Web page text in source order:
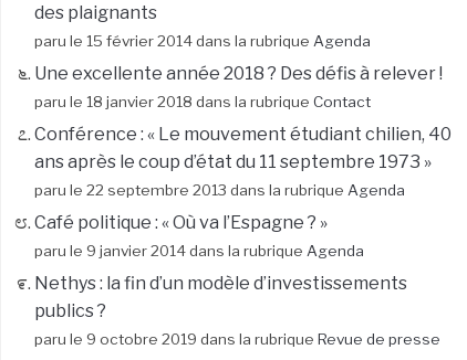
des plaignants
paru le 15 février 2014 dans la rubrique Agenda
Une excellente année 2018 ? Des défis à relever !
paru le 18 janvier 2018 dans la rubrique Contact
Conférence : « Le mouvement étudiant chilien, 40
ans après le coup d’état du 11 septembre 1973 »
paru le 22 septembre 2013 dans la rubrique Agenda
Café politique : « Où va l’Espagne ? »
paru le 9 janvier 2014 dans la rubrique Agenda
Nethys : la fin d’un modèle d’investissements
publics ?
paru le 9 octobre 2019 dans la rubrique Revue de presse